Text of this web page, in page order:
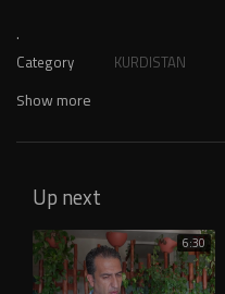
.
Category KURDISTAN
Show more
Up next
6:30